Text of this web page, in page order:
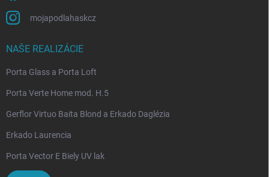
mojapodlahaskcz
NAŠE REALIZÁCIE
Porta Glass a Porta Loft
Porta Verte Home mod. H.5
Gerflor Virtuo Baita Blond a Erkado Daglézia
Erkado Laurencia
Porta Vector E Biely UV lak